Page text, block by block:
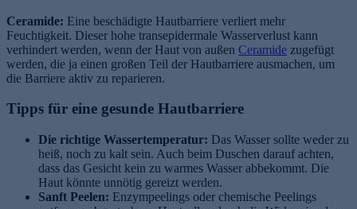
Ceramide: Eine beschädigte Hautbarriere verliert mehr
Feuchtigkeit. Dieser hohe transepidermale Wasserverlust kann
verhindert werden, wenn der Haut von außen Ceramide zugefügt
werden, die ja einen großen Teil der Hautbarriere ausmachen, um
die Barriere aktiv zu reparieren.
Tipps für eine gesunde Hautbarriere
Die richtige Wassertemperatur: Das Wasser sollte weder zu
heiß, noch zu kalt sein. Auch beim Duschen darauf achten,
dass das Gesicht kein zu warmes Wasser abbekommt. Die
Haut könnte unnötig gereizt werden.
Sanft Peelen: Enzympeelings oder chemische Peelings